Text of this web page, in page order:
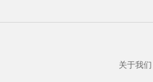
关于我们